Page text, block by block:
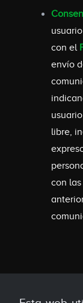
con el
envío
libre,
con